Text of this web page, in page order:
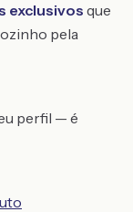
exclusivos que
pela
perfil — é